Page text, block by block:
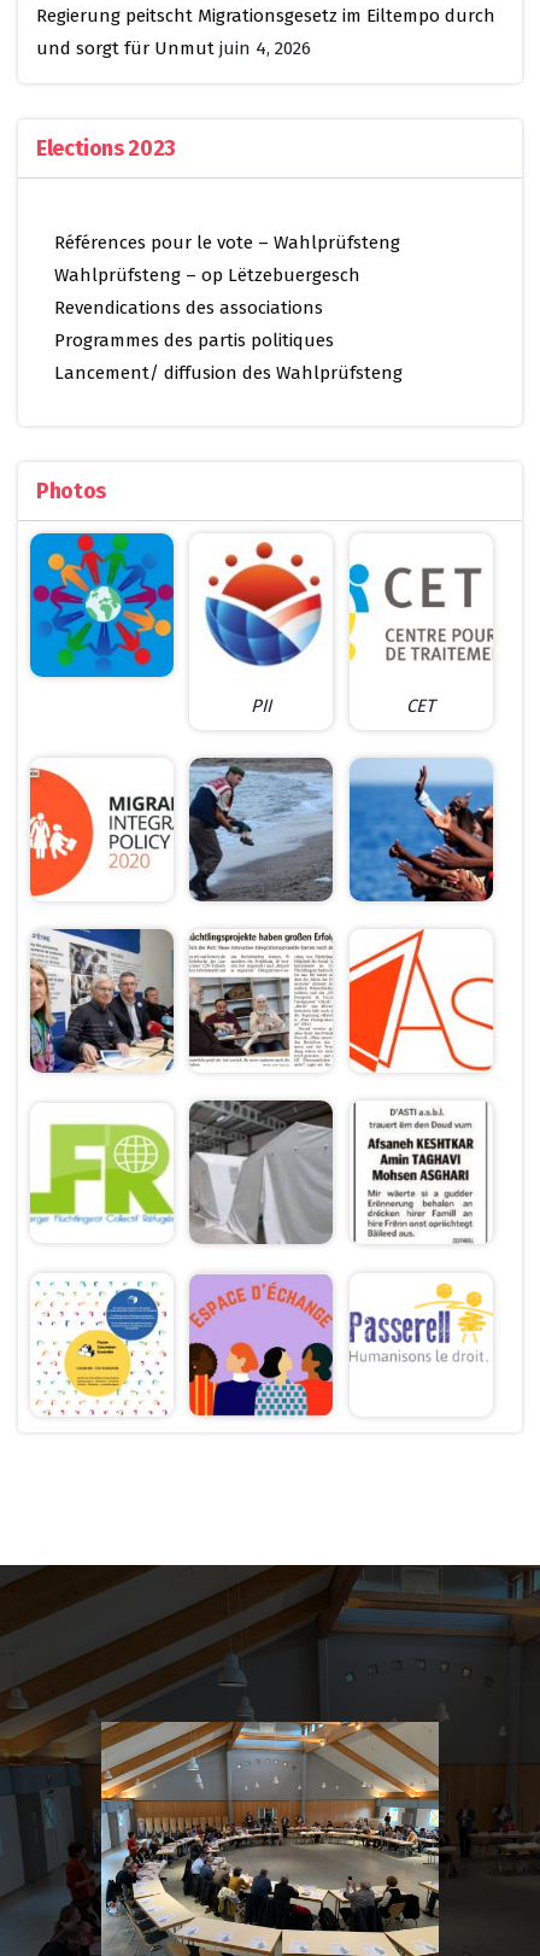
Regierung peitscht Migrationsgesetz im Eiltempo durch
und sorgt für Unmut juin 4, 2026
Elections 2023
Références pour le vote – Wahlprüfsteng
Wahlprüfsteng – op Lëtzebuergesch
Revendications des associations
Programmes des partis politiques
Lancement/ diffusion des Wahlprüfsteng
Photos
PII CET